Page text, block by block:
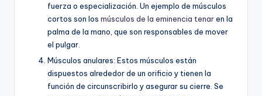
fuerza o especialización. Un ejemplo de músculos
cortos son los músculos de la eminencia tenaren la
palma de la mano, que son responsables de mover
el pulgar.
Músculos anulares: Estos músculos están
dispuestos alrededor de un orificio y tienen la
función de circunscribirlo y asegurar su cierre. Se